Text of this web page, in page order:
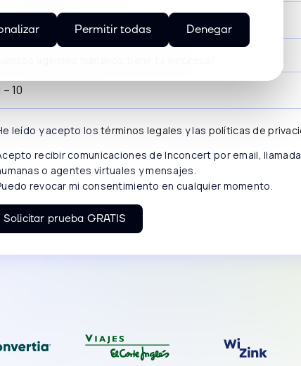
Denegar
Permitir todas
leído y acepto lostérminos legales y las políticas de
recibir comunicaciones de Inconcert por email,
o agentes virtuales y mensajes.
revocar mi consentimiento en cualquier momento.
Solicitar prueba GRATIS